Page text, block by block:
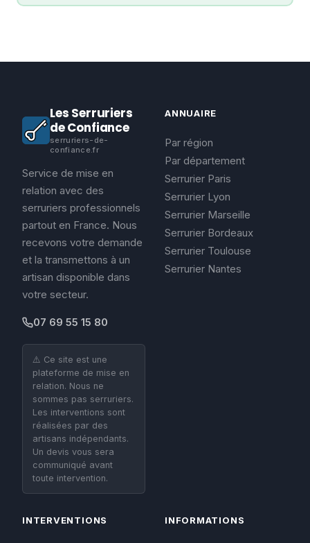
Les Serruriers
de Confiance
serruriers-de-
confiance.fr
Service de mise en
relation avec des
serruriers professionnels
partout en France. Nous
recevons votre demande
et la transmettons à un
artisan disponible dans
votre secteur.
07 69 55 15 80
⚠️ Ce site est une
plateforme de mise en
relation. Nous ne
sommes pas serruriers.
Les interventions sont
réalisées par des
artisans indépendants.
Un devis vous sera
communiqué avant
toute intervention.
ANNUAIRE
Par région
Par département
Serrurier Paris
Serrurier Lyon
Serrurier Marseille
Serrurier Bordeaux
Serrurier Toulouse
Serrurier Nantes
INTERVENTIONS INFORMATIONS